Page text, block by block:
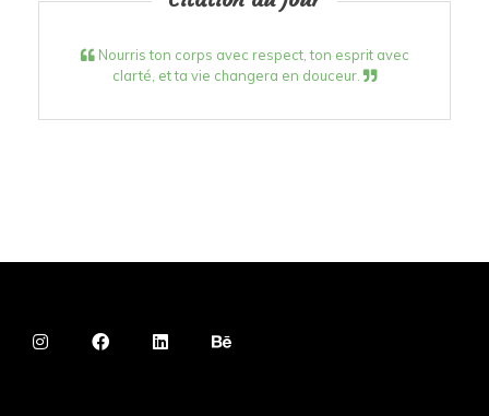
Nourris ton corps avec respect, ton esprit avec
clarté, et ta vie changera en douceur.